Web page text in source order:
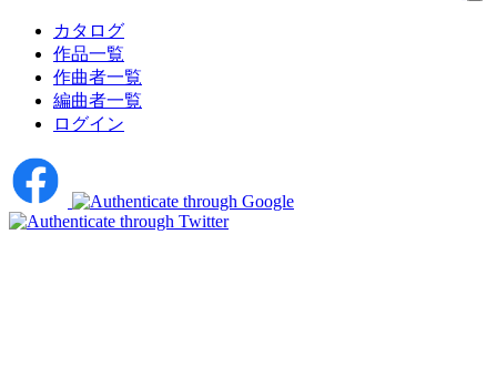
メ
イ
ン
ナ
ビ
ゲ
カタログ
作品一覧
作曲者一覧
編曲者一覧
ログイン